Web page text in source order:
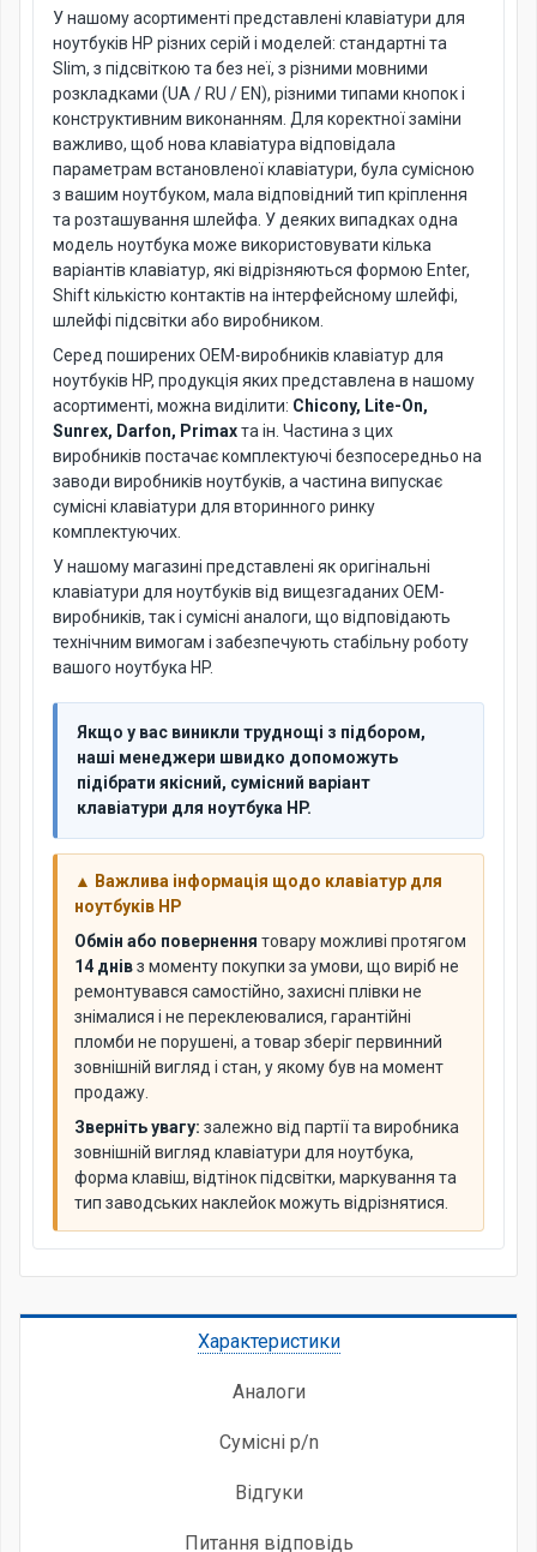
У нашому асортименті представлені клавіатури для
ноутбуків HP різних серій і моделей: стандартні та
Slim, з підсвіткою та без неї, з різними мовними
розкладками (UA / RU / EN), різними типами кнопок і
конструктивним виконанням. Для коректної заміни
важливо, щоб нова клавіатура відповідала
параметрам встановленої клавіатури, була сумісною
з вашим ноутбуком, мала відповідний тип кріплення
та розташування шлейфа. У деяких випадках одна
модель ноутбука може використовувати кілька
варіантів клавіатур, які відрізняються формою Enter,
Shift кількістю контактів на інтерфейсному шлейфі,
шлейфі підсвітки або виробником.
Серед поширених OEM-виробників клавіатур для
ноутбуків HP, продукція яких представлена в нашому
асортименті, можна виділити: Chicony, Lite-On,
Sunrex, Darfon, Primaxта ін. Частина з цих
виробників постачає комплектуючі безпосередньо на
заводи виробників ноутбуків, а частина випускає
сумісні клавіатури для вторинного ринку
комплектуючих.
У нашому магазині представлені як оригінальні
клавіатури для ноутбуків від вищезгаданих OEM-
виробників, так і сумісні аналоги, що відповідають
технічним вимогам і забезпечують стабільну роботу
вашого ноутбука HP.
Якщо у вас виникли труднощі з підбором,
наші менеджери швидко допоможуть
підібрати якісний, сумісний варіант
клавіатури для ноутбука HP.
▲ Важлива інформація щодо клавіатур для
ноутбуків HP
Обмін або повернення товару можливі протягом
14 днівз моменту покупки за умови, що виріб не
ремонтувався самостійно, захисні плівки не
знімалися і не переклеювалися, гарантійні
пломби не порушені, а товар зберіг первинний
зовнішній вигляд і стан, у якому був на момент
продажу.
Зверніть увагу: залежно від партії та виробника
зовнішній вигляд клавіатури для ноутбука,
форма клавіш, відтінок підсвітки, маркування та
тип заводських наклейок можуть відрізнятися.
Характеристики
Аналоги
Сумісні p/n
Відгуки
Питання відповідь